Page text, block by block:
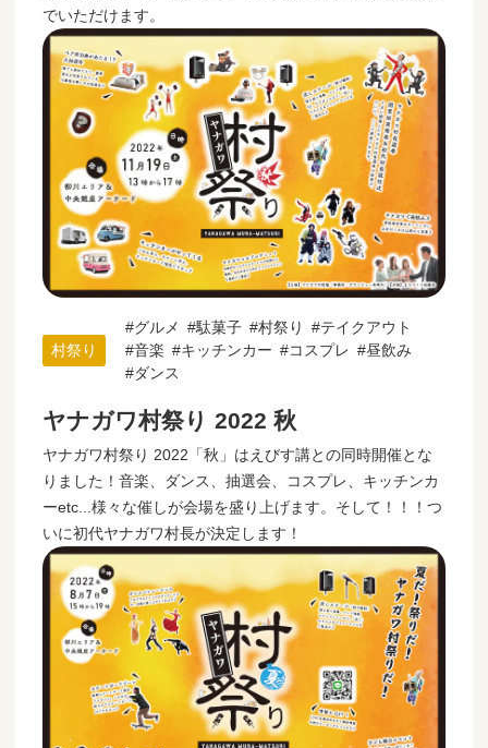
でいただけます。
村祭り
グルメ 駄菓子 村祭り
テイクアウト
音楽
キッチンカー コスプレ
昼飲み
ダンス
ヤナガワ村祭り 2022 秋
ヤナガワ村祭り 2022「秋」はえびす講との同時開催とな
りました！音楽、ダンス、抽選会、コスプレ、キッチンカ
ーetc...様々な催しが会場を盛り上げます。そして！！！つ
いに初代ヤナガワ村長が決定します！